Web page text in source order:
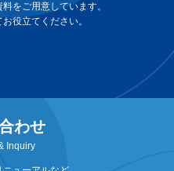
をご用意しています。
役立てください。
わせ
Inquiry